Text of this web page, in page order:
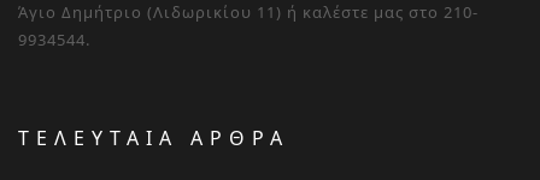
Άγιο Δημήτριο (Λιδωρικίου 11) ή καλέστε μας στο 210-
9934544.
ΤΕΛΕΥΤΑΙΑ ΑΡΘΡΑ